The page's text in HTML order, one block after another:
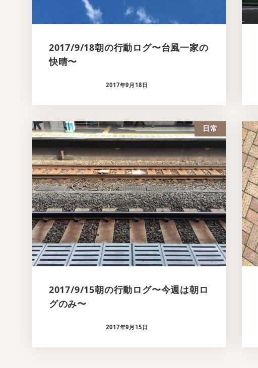
2017/9/18朝の行動ログ〜台風一家の
快晴〜
2017年9月18日
日常
2017/9/15朝の行動ログ〜今週は朝ロ
グのみ〜
2017年9月15日